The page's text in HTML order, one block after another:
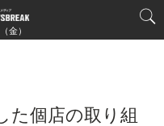
金）
た個店の取り組